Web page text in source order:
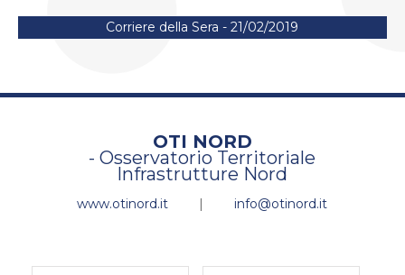
Corriere della Sera - 21/02/2019
OTI NORD
- Osservatorio Territoriale
Infrastrutture Nord
www.otinord.it | info@otinord.it